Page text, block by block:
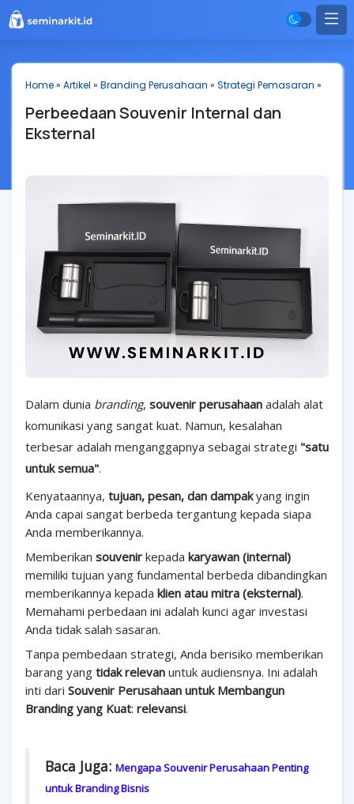
Home» Artikel » Branding Perusahaan » Strategi Pemasaran »
Perbeedaan Souvenir Internal dan
Eksternal
Dalam dunia branding, souvenir perusahaan adalah alat
komunikasi yang sangat kuat. Namun, kesalahan
terbesar adalah menganggapnya sebagai strategi "satu
untuk semua".
Kenyataannya, tujuan, pesan, dan dampakyang ingin
Anda capai sangat berbeda tergantung kepada siapa
Anda memberikannya.
Memberikan souvenir kepada karyawan (internal)
memiliki tujuan yang fundamental berbeda dibandingkan
memberikannya kepada klien atau mitra (eksternal).
Memahami perbedaan ini adalah kunci agar investasi
Anda tidak salah sasaran.
Tanpa pembedaan strategi, Anda berisiko memberikan
barang yang tidak relevan untuk audiensnya. Ini adalah
inti dari Souvenir Perusahaan untuk Membangun
Branding yang Kuat: relevansi.
Baca Juga: Mengapa Souvenir Perusahaan Penting
untuk Branding Bisnis